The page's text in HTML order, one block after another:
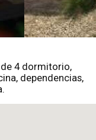
4 dormitorio,
dependencias,